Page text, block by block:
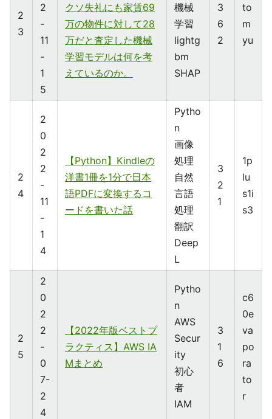
2
3
2
-
11
-
1
5
クソ失礼にも家賃69
万の物件に対して28
万だと査定した機械
学習モデルは何を考
えているのか。
機械
学習
lightg
bm
SHAP
3
6
2
to
m
yu
2
4
2
0
2
2
-
11
-
1
4
【Python】Kindleの
洋書1冊を1分で日本
語PDFに変換するコ
ードを書いた話
Pytho
n
画像
処理
自然
言語
処理
翻訳
Deep
L
3
2
1
1p
lu
s1i
s3
2
5
2
0
2
2
-
0
7-
2
4
【2022年版ベストプ
ラクティス】AWS IA
Mまとめ
Pytho
n
AWS
Secur
ity
初心
者
IAM
3
1
6
c6
0e
va
po
ra
to
r